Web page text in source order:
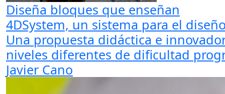
Diseña bloques que enseñan
4DSystem, un sistema para el
Una propuesta didáctica e
niveles diferentes de dificultad
Javier Cano